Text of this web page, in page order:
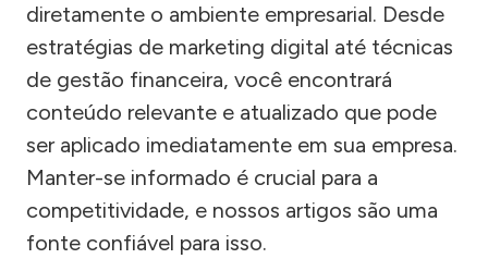
diretamente o ambiente empresarial. Desde
estratégias de marketing digital até técnicas
de gestão financeira, você encontrará
conteúdo relevante e atualizado que pode
ser aplicado imediatamente em sua empresa.
Manter-se informado é crucial para a
competitividade, e nossos artigos são uma
fonte confiável para isso.